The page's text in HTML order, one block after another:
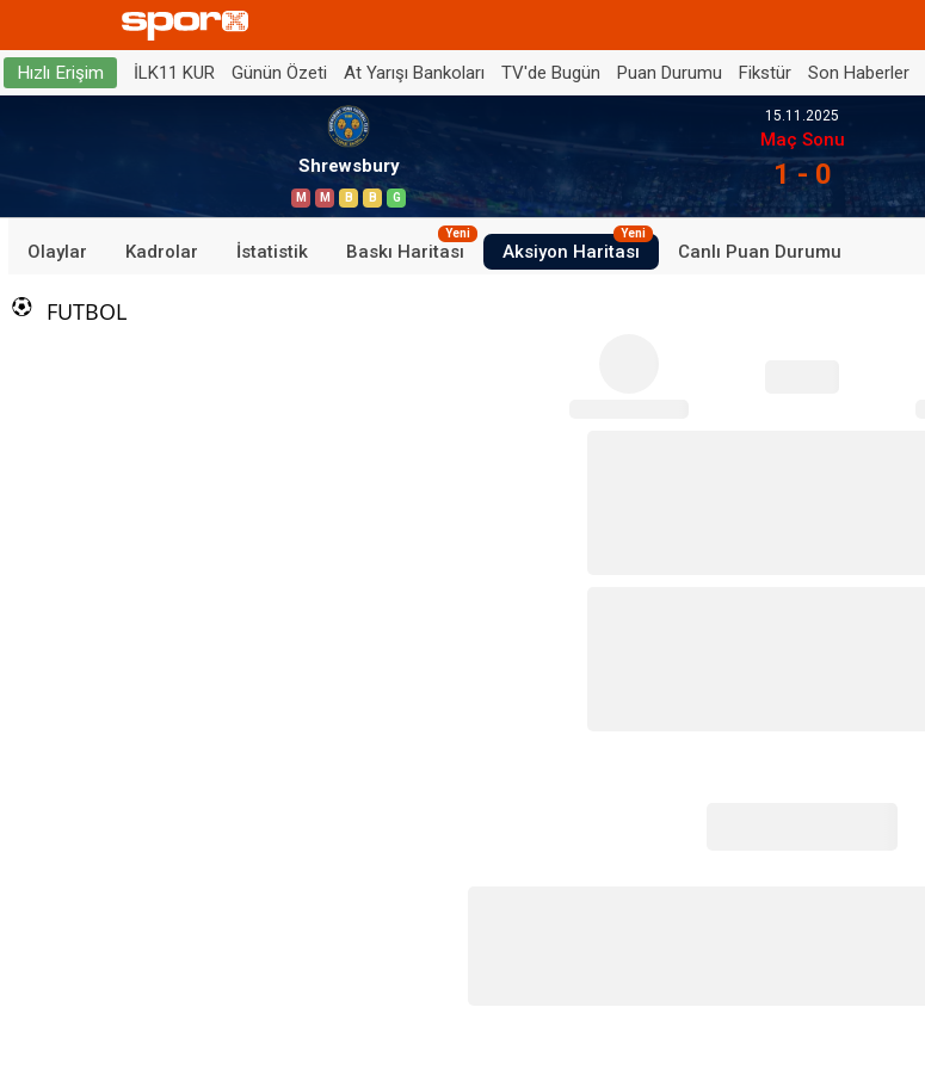
Hızlı Erişim İLK11 KUR Günün Özeti At Yarışı Bankoları TV'de Bugün Puan Durumu Fikstür Son Haberler
Shrewsbury
M M B B G
15.11.2025
Maç Sonu
1 - 0
Olaylar Kadrolar İstatistik Baskı Haritası
Yeni
Aksiyon Haritası
Yeni
Canlı Puan Durumu
FUTBOL